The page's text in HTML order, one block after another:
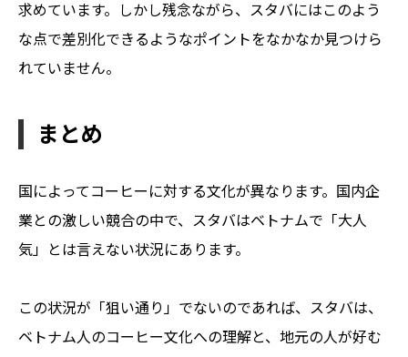
求めています。しかし残念ながら、スタバにはこのよう
な点で差別化できるようなポイントをなかなか見つけら
れていません。
まとめ
国によってコーヒーに対する文化が異なります。国内企
業との激しい競合の中で、スタバはベトナムで「大人
気」とは言えない状況にあります。
この状況が「狙い通り」でないのであれば、スタバは、
ベトナム人のコーヒー文化への理解と、地元の人が好む